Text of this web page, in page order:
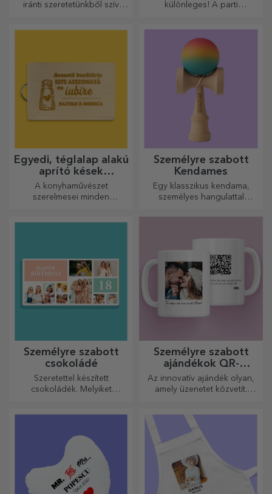
iránti szeretetünkből szív
különleges! A parti
hangulatot.
Egyedi, téglalap alakú
aprító kések
fogantyúval
A konyhaművészet
szerelmesei minden
Személyre szabott
Kendames
Egy klasszikus kendama,
személyes hangulattal
Személyre szabott
csokoládé
Szeretettel készített
csokoládék. Melyiket
Személyre szabott
ajándékok QR-
kódokkal
Az innovatív ajándék olyan,
amely üzenetet közvetít.
linkkel rendelkeznek, hogy a
legegyedibb reakciókat
váltsa ki!